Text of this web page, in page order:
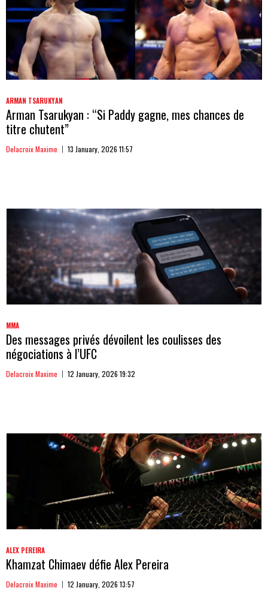
ARMAN TSARUKYAN
Arman Tsarukyan : “Si Paddy gagne, mes chances de
titre chutent”
Delacroix Maxime 13 January, 2026 11:57
MMA
Des messages privés dévoilent les coulisses des
négociations à l’UFC
Delacroix Maxime 12 January, 2026 19:32
ALEX PEREIRA
Khamzat Chimaev défie Alex Pereira
Delacroix Maxime 12 January, 2026 13:57